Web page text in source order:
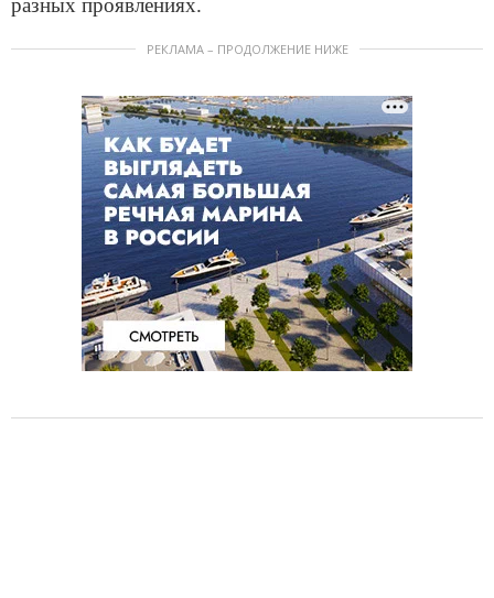
разных проявлениях.
РЕКЛАМА – ПРОДОЛЖЕНИЕ НИЖЕ